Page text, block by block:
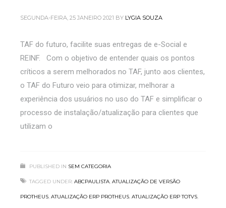
SEGUNDA-FEIRA, 25 JANEIRO 2021 BY LYGIA SOUZA
TAF do futuro, facilite suas entregas de e-Social e
REINF. Com o objetivo de entender quais os pontos
críticos a serem melhorados no TAF, junto aos clientes,
o TAF do Futuro veio para otimizar, melhorar a
experiência dos usuários no uso do TAF e simplificar o
processo de instalação/atualização para clientes que
utilizam o
PUBLISHED IN SEM CATEGORIA
TAGGED UNDER: ABCPAULISTA, ATUALIZAÇÃO DE VERSÃO
PROTHEUS, ATUALIZAÇÃO ERP PROTHEUS, ATUALIZAÇÃO ERP TOTVS,